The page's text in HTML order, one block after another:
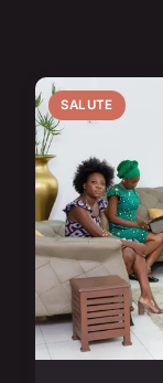
SALUTE